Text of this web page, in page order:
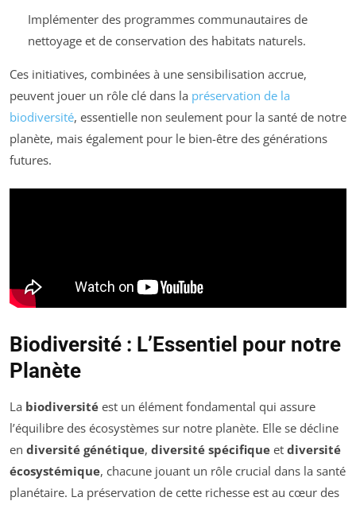
Implémenter des programmes communautaires de
nettoyage et de conservation des habitats naturels.
Ces initiatives, combinées à une sensibilisation accrue,
peuvent jouer un rôle clé dans la préservation de la
biodiversité, essentielle non seulement pour la santé de notre
planète, mais également pour le bien-être des générations
futures.
Biodiversité : L’Essentiel pour notre
Planète
La biodiversité est un élément fondamental qui assure
l’équilibre des écosystèmes sur notre planète. Elle se décline
en diversité génétique, diversité spécifique et diversité
écosystémique, chacune jouant un rôle crucial dans la santé
planétaire. La préservation de cette richesse est au cœur des